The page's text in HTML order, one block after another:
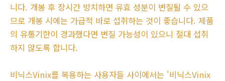
니다. 개봉 후 장시간 방치하면 유효 성분이 변질될 수 있으
므로 개봉 시에는 가급적 바로 섭취하는 것이 좋습니다. 제품
의 유통기한이 경과했다면 변질 가능성이 있으니 절대 섭취
하지 않도록 합니다.
비닉스Vinix를 복용하는 사용자들 사이에서는 '비닉스Vinix